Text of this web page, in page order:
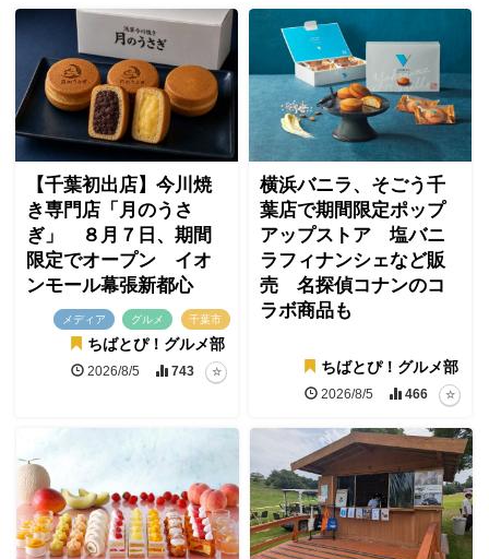
【千葉初出店】今川焼
き専門店「月のうさ
ぎ」 ８月７日、期間
限定でオープン イオ
ンモール幕張新都心
メディア グルメ 千葉市
ちばとぴ！グルメ部
2026/8/5 743
横浜バニラ、そごう千
葉店で期間限定ポップ
アップストア 塩バニ
ラフィナンシェなど販
売 名探偵コナンのコ
ラボ商品も
ちばとぴ！グルメ部
2026/8/5 466